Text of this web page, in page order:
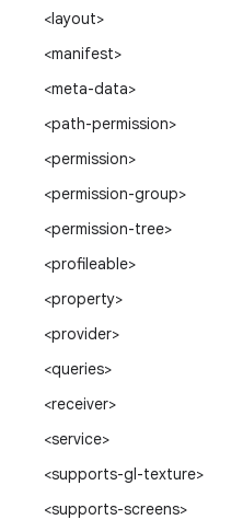
<layout>
<manifest>
<meta-data>
<path-permission>
<permission>
<permission-group>
<permission-tree>
<profileable>
<property>
<provider>
<queries>
<receiver>
<service>
<supports-gl-texture>
<supports-screens>